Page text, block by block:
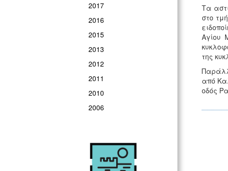
2017
2016
2015
2013
2012
2011
2010
2006
Τα
στο
Αγίου
της
από
οδός